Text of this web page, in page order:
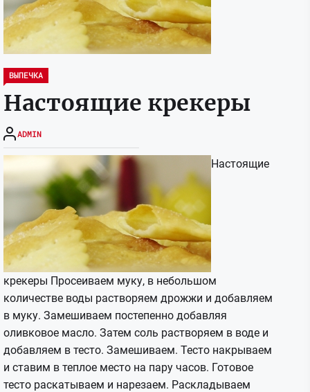
ВЫПЕЧКА
Настоящие крекеры
ADMIN
Настоящие
крекеры Просеиваем муку, в небольшом
количестве воды растворяем дрожжи и добавляем
в муку. Замешиваем постепенно добавляя
оливковое масло. Затем соль растворяем в воде и
добавляем в тесто. Замешиваем. Тесто накрываем
и ставим в теплое место на пару часов. Готовое
тесто раскатываем и нарезаем. Раскладываем